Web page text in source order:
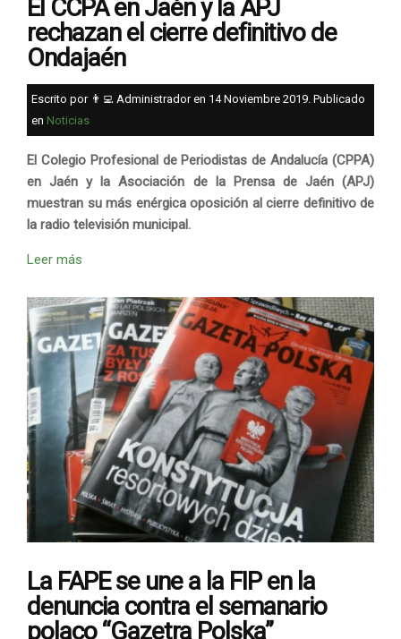
El CCPA en Jaén y la APJ
rechazan el cierre definitivo de
Ondajaén
Escrito por 👨‍💻 Administrador en 14 Noviembre 2019. Publicado
en Noticias
El Colegio Profesional de Periodistas de Andalucía (CPPA)
en Jaén y la Asociación de la Prensa de Jaén (APJ)
muestran su más enérgica oposición al cierre definitivo de
la radio televisión municipal.
Leer más
La FAPE se une a la FIP en la
denuncia contra el semanario
polaco “Gazetra Polska”